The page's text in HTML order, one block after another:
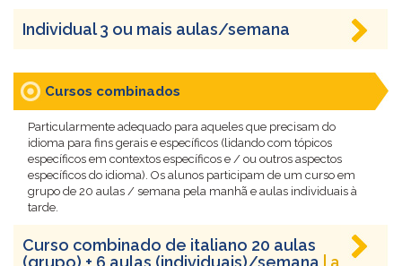
Individual 3 ou mais aulas/semana
Cursos combinados
Particularmente adequado para aqueles que precisam do
idioma para fins gerais e específicos (lidando com tópicos
específicos em contextos específicos e / ou outros aspectos
específicos do idioma). Os alunos participam de um curso em
grupo de 20 aulas / semana pela manhã e aulas individuais à
tarde.
Curso combinado de italiano 20 aulas
(grupo) + 6 aulas (individuais)/semana
| a